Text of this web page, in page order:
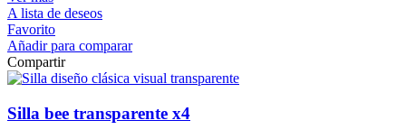
A lista de deseos
Favorito
Añadir para comparar
Compartir
Silla bee transparente x4